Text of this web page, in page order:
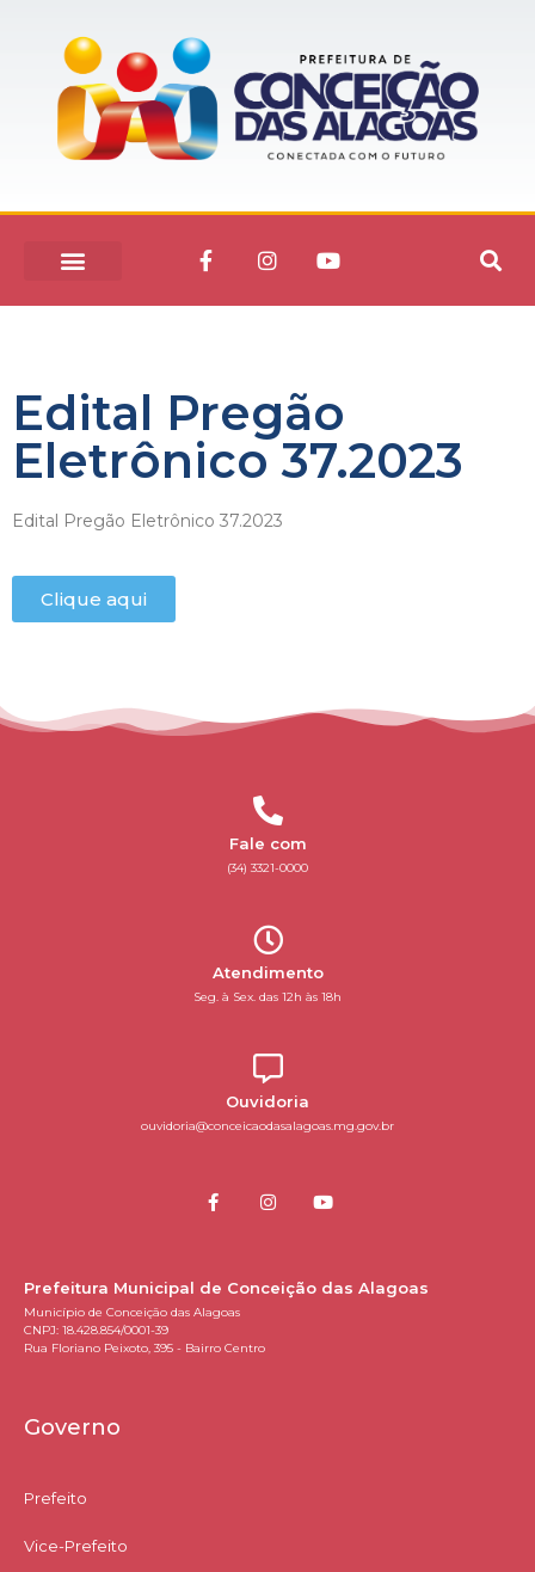
Edital Pregão
Eletrônico 37.2023
Edital Pregão Eletrônico 37.2023
Clique aqui
Fale com
(34) 3321-0000
Atendimento
Seg. à Sex. das 12h às 18h
Ouvidoria
ouvidoria@conceicaodasalagoas.mg.gov.br
Prefeitura Municipal de Conceição das Alagoas
Município de Conceição das Alagoas
CNPJ: 18.428.854/0001-39
Rua Floriano Peixoto, 395 - Bairro Centro
Governo
Prefeito
Vice-Prefeito